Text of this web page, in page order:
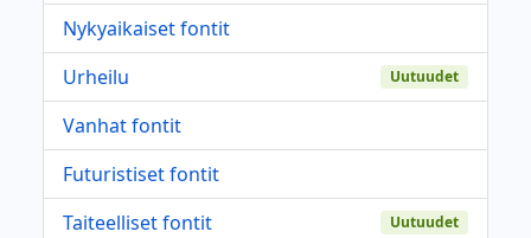
Nykyaikaiset fontit
Urheilu
Uutuudet
Vanhat fontit
Futuristiset fontit
Taiteelliset fontit
Uutuudet